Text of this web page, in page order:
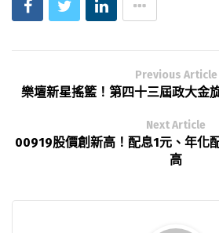
Previous Article
樂壇新星搖籃！第四十三屆政大金
Next Article
00919股價創新高！配息1元、年化
高